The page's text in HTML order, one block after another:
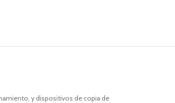
y dispositivos de copia de